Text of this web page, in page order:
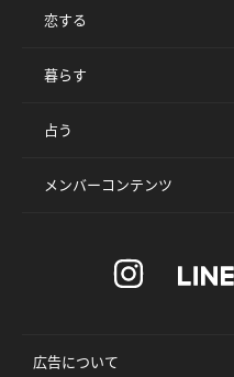
恋する
暮らす
占う
メンバーコンテンツ
広告について